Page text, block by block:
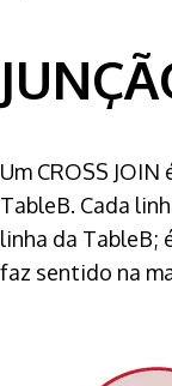
Um CROSS
TableB. Cada
linha da TableB;
faz sentido na